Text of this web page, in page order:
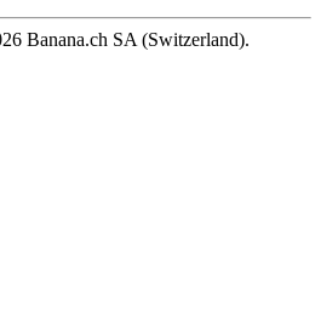
Banana.ch SA (Switzerland).